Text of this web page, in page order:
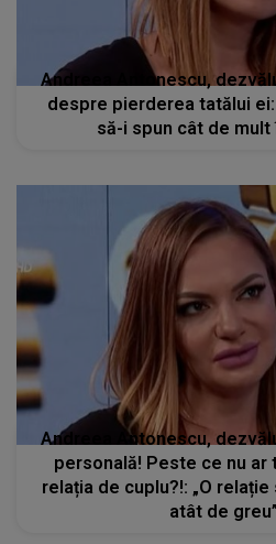
Andreea Antonescu,
despre pierderea tatălui ei:
să-i spun cât de mult
Andreea Antonescu,
personală! Peste ce nu ar
relația de cuplu?!: „O
atât de greu”